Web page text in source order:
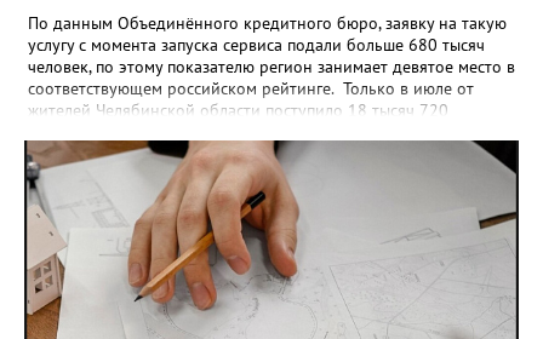
По данным Объединённого кредитного бюро, заявку на такую
услугу с момента запуска сервиса подали больше 680 тысяч
человек, по этому показателю регион занимает девятое место в
соответствующем российском рейтинге. Только в июле от
жителей Челябинской области поступило 18 тысяч 720
снятие. В целом не давать им взаймы сегодня просят 543 с
лишним тысячи человек. Почти 89 тысяч за это время решили
запрет отозвать. При этом, утверждают аналитики бюро,
примерно каждый пятый из тех, кто установил самозапрет,
никогда кредиты не брал, столько же погасили долги недавно,
а больше половины имеют долговые обязательства сейчас.